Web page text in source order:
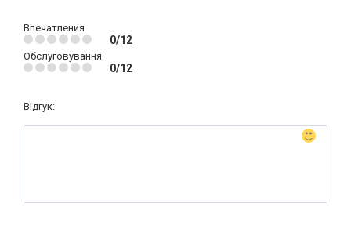
Впечатления
0/12
Обслуговування
0/12
Відгук: